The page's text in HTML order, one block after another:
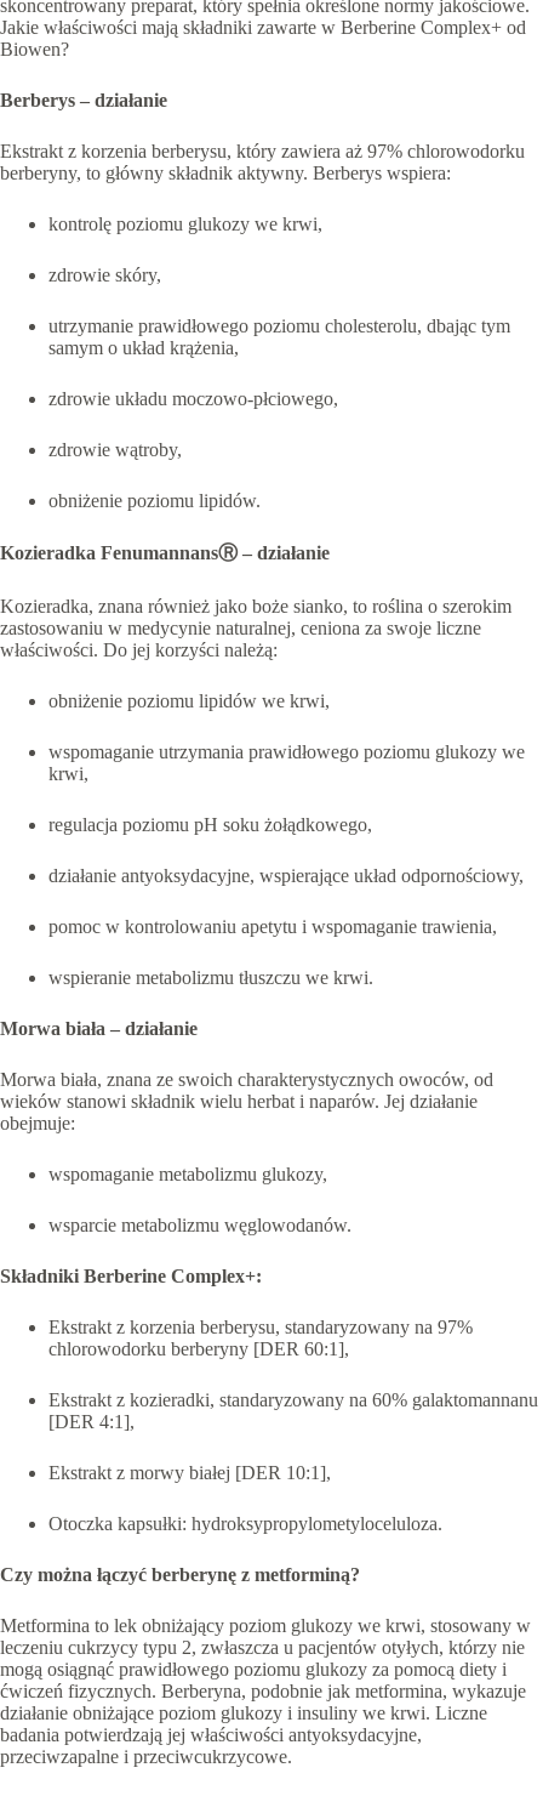
skoncentrowany preparat, który spełnia określone normy jakościowe.
Jakie właściwości mają składniki zawarte w Berberine Complex+ od
Biowen?
Berberys – działanie
Ekstrakt z korzenia berberysu, który zawiera aż 97% chlorowodorku
berberyny, to główny składnik aktywny. Berberys wspiera:
kontrolę poziomu glukozy we krwi,
zdrowie skóry,
utrzymanie prawidłowego poziomu cholesterolu, dbając tym
samym o układ krążenia,
zdrowie układu moczowo-płciowego,
zdrowie wątroby,
obniżenie poziomu lipidów.
Kozieradka FenumannansⓇ – działanie
Kozieradka, znana również jako boże sianko, to roślina o szerokim
zastosowaniu w medycynie naturalnej, ceniona za swoje liczne
właściwości. Do jej korzyści należą:
obniżenie poziomu lipidów we krwi,
wspomaganie utrzymania prawidłowego poziomu glukozy we
krwi,
regulacja poziomu pH soku żołądkowego,
działanie antyoksydacyjne, wspierające układ odpornościowy,
pomoc w kontrolowaniu apetytu i wspomaganie trawienia,
wspieranie metabolizmu tłuszczu we krwi.
Morwa biała – działanie
Morwa biała, znana ze swoich charakterystycznych owoców, od
wieków stanowi składnik wielu herbat i naparów. Jej działanie
obejmuje:
wspomaganie metabolizmu glukozy,
wsparcie metabolizmu węglowodanów.
Składniki Berberine Complex+:
Ekstrakt z korzenia berberysu, standaryzowany na 97%
chlorowodorku berberyny [DER 60:1],
Ekstrakt z kozieradki, standaryzowany na 60% galaktomannanu
[DER 4:1],
Ekstrakt z morwy białej [DER 10:1],
Otoczka kapsułki: hydroksypropylometyloceluloza.
Czy można łączyć berberynę z metforminą?
Metformina to lek obniżający poziom glukozy we krwi, stosowany w
leczeniu cukrzycy typu 2, zwłaszcza u pacjentów otyłych, którzy nie
mogą osiągnąć prawidłowego poziomu glukozy za pomocą diety i
ćwiczeń fizycznych. Berberyna, podobnie jak metformina, wykazuje
działanie obniżające poziom glukozy i insuliny we krwi. Liczne
badania potwierdzają jej właściwości antyoksydacyjne,
przeciwzapalne i przeciwcukrzycowe.